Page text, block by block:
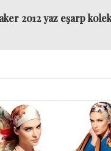
aker 2012 yaz eşarp